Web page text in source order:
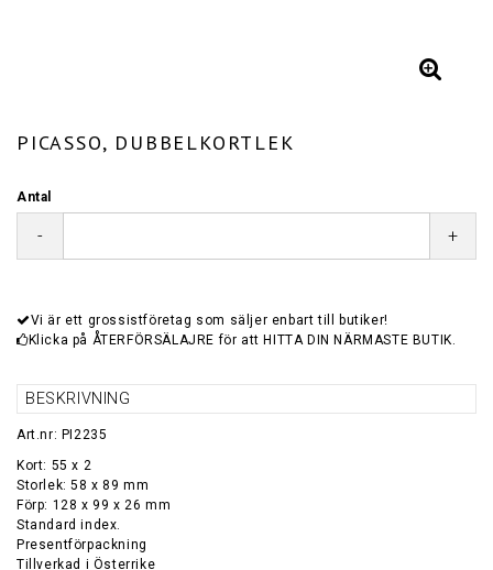
PICASSO, DUBBELKORTLEK
Antal
- +
Vi är ett grossistföretag som säljer enbart till butiker!
Klicka på ÅTERFÖRSÄLAJRE för att HITTA DIN NÄRMASTE BUTIK.
BESKRIVNING
Art.nr: PI2235
Kort: 55 x 2
Storlek: 58 x 89 mm
Förp: 128 x 99 x 26 mm
Standard index.
Presentförpackning